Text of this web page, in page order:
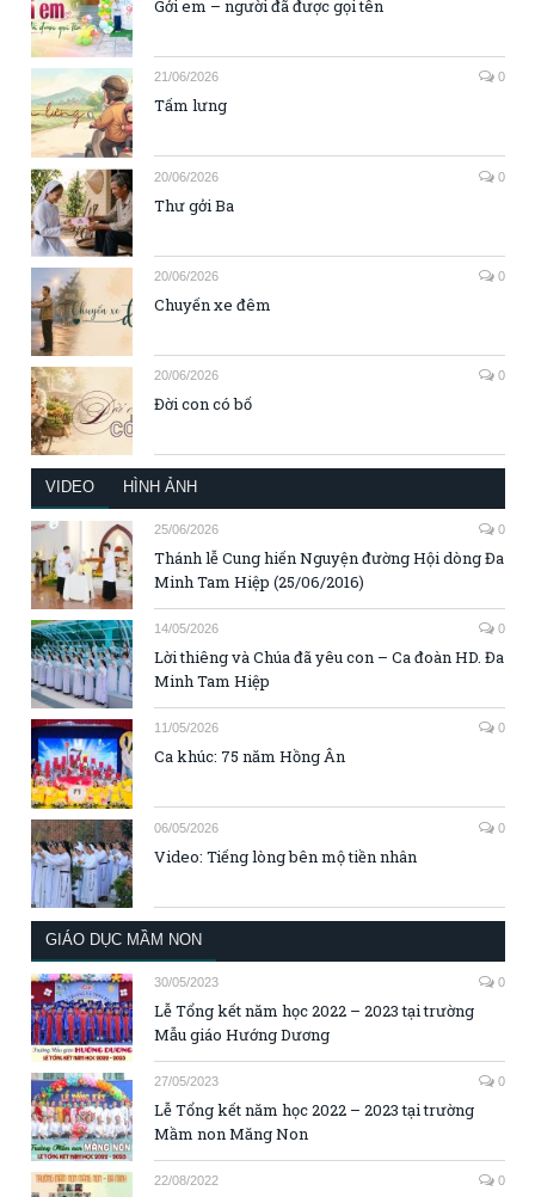
Gởi em – người đã được gọi tên
21/06/2026 0
Tấm lưng
20/06/2026 0
Thư gởi Ba
20/06/2026 0
Chuyến xe đêm
20/06/2026 0
Đời con có bố
VIDEO HÌNH ẢNH
25/06/2026 0
Thánh lễ Cung hiến Nguyện đường Hội dòng Đa
Minh Tam Hiệp (25/06/2016)
14/05/2026 0
Lời thiêng và Chúa đã yêu con – Ca đoàn HD. Đa
Minh Tam Hiệp
11/05/2026 0
Ca khúc: 75 năm Hồng Ân
06/05/2026 0
Video: Tiếng lòng bên mộ tiền nhân
GIÁO DỤC MẦM NON
30/05/2023 0
Lễ Tổng kết năm học 2022 – 2023 tại trường
Mẫu giáo Hướng Dương
27/05/2023 0
Lễ Tổng kết năm học 2022 – 2023 tại trường
Mầm non Măng Non
22/08/2022 0